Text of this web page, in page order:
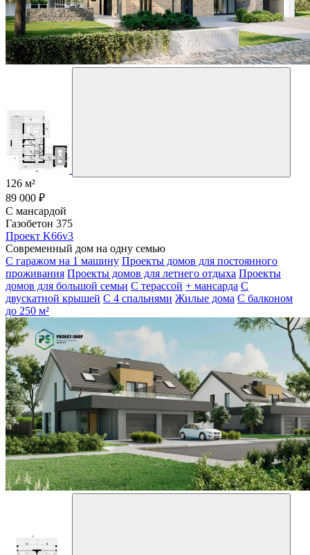
126 м²
89 000 ₽
С мансардой
Газобетон 375
Проект K66v3
Современный дом на одну семью
С гаражом на 1 машину Проекты домов для постоянного
проживания Проекты домов для летнего отдыха Проекты
домов для большой семьи С терассой + мансарда С
двускатной крышей С 4 спальнями Жилые дома С балконом
до 250 м²